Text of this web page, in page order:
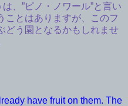
、”ピノ・ノワール”と言い
ことはありますが、このフ
どう園となるかもしれませ
have fruit on them. The